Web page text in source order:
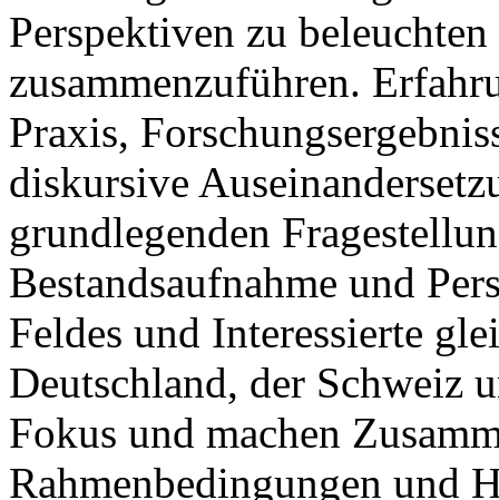
Perspektiven zu
zusammenzuführen.
Praxis,
diskursive
grundlegenden
Bestandsaufnahme und
Feldes und Interessierte
Deutschland, der Schweiz
Fokus und machen
Rahmenbedingungen und